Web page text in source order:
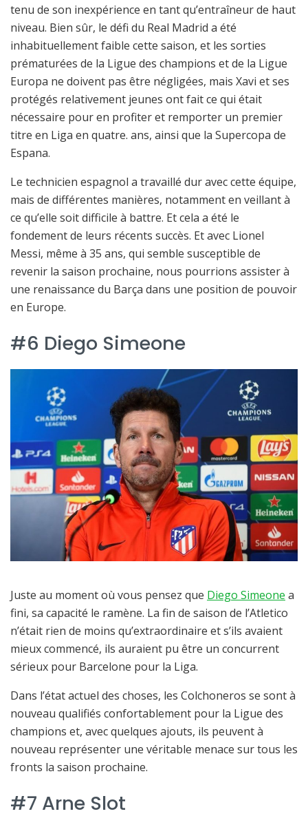
tenu de son inexpérience en tant qu’entraîneur de haut
niveau. Bien sûr, le défi du Real Madrid a été
inhabituellement faible cette saison, et les sorties
prématurées de la Ligue des champions et de la Ligue
Europa ne doivent pas être négligées, mais Xavi et ses
protégés relativement jeunes ont fait ce qui était
nécessaire pour en profiter et remporter un premier
titre en Liga en quatre. ans, ainsi que la Supercopa de
Espana.
Le technicien espagnol a travaillé dur avec cette équipe,
mais de différentes manières, notamment en veillant à
ce qu’elle soit difficile à battre. Et cela a été le
fondement de leurs récents succès. Et avec Lionel
Messi, même à 35 ans, qui semble susceptible de
revenir la saison prochaine, nous pourrions assister à
une renaissance du Barça dans une position de pouvoir
en Europe.
#6 Diego Simeone
Juste au moment où vous pensez que Diego Simeone a
fini, sa capacité le ramène. La fin de saison de l’Atletico
n’était rien de moins qu’extraordinaire et s’ils avaient
mieux commencé, ils auraient pu être un concurrent
sérieux pour Barcelone pour la Liga.
Dans l’état actuel des choses, les Colchoneros se sont à
nouveau qualifiés confortablement pour la Ligue des
champions et, avec quelques ajouts, ils peuvent à
nouveau représenter une véritable menace sur tous les
fronts la saison prochaine.
#7 Arne Slot